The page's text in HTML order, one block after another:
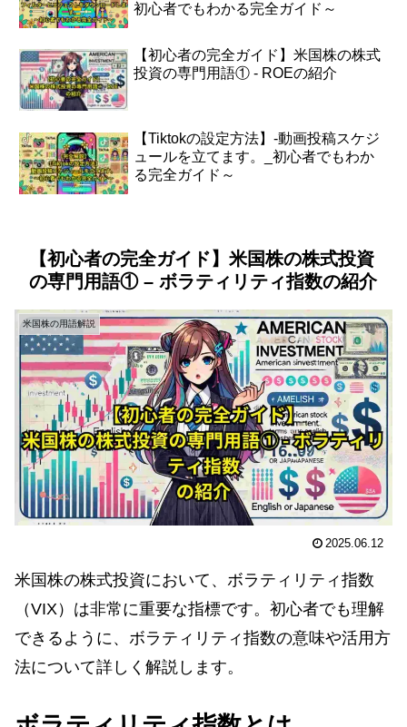
初心者でもわかる完全ガイド～
【初心者の完全ガイド】米国株の株式
投資の専門用語① - ROEの紹介
【Tiktokの設定方法】-動画投稿スケジ
ュールを立てます。_初心者でもわか
る完全ガイド～
【初心者の完全ガイド】米国株の株式投資
の専門用語① – ボラティリティ指数の紹介
米国株の用語解説
2025.06.12
米国株の株式投資において、ボラティリティ指数
（VIX）は非常に重要な指標です。初心者でも理解
できるように、ボラティリティ指数の意味や活用方
法について詳しく解説します。